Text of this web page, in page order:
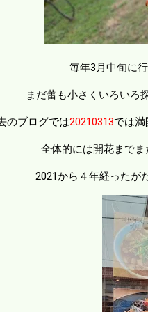
毎年3月中旬に
まだ蕾も小さくいろいろ
のブログでは20210313では満
全体的には開花までま
2021から４年経ったが